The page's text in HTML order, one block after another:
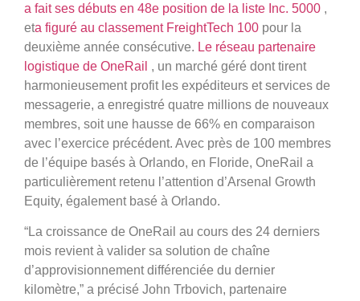
a fait ses débuts en 48e position de la liste Inc. 5000 ,
eta figuré au classement FreightTech 100 pour la
deuxième année consécutive. Le réseau partenaire
logistique de OneRail , un marché géré dont tirent
harmonieusement profit les expéditeurs et services de
messagerie, a enregistré quatre millions de nouveaux
membres, soit une hausse de 66% en comparaison
avec l’exercice précédent. Avec près de 100 membres
de l’équipe basés à Orlando, en Floride, OneRail a
particulièrement retenu l’attention d’Arsenal Growth
Equity, également basé à Orlando.
“La croissance de OneRail au cours des 24 derniers
mois revient à valider sa solution de chaîne
d’approvisionnement différenciée du dernier
kilomètre,” a précisé John Trbovich, partenaire